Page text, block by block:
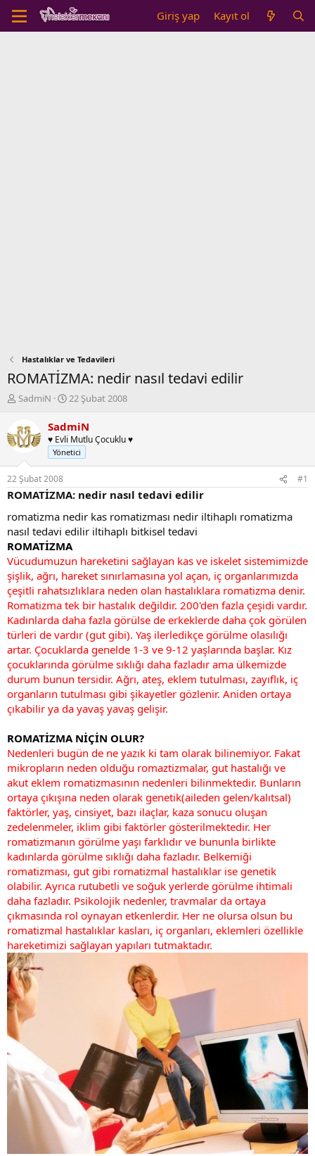
Giriş yap Kayıt ol
Hastalıklar ve Tedavileri
ROMATİZMA: nedir nasıl tedavi edilir
K
n
b
u
y
u
b
a
l
a
t
a
n
SadmiN
B
ş
a
n
ı
ç
a
r
i
h
i
22 Şubat 2008
SadmiN
♥ Evli Mutlu Çocuklu ♥
Yönetici
22 Şubat 2008 #1
ROMATİZMA: nedir nasıl tedavi edilir
romatizma nedir kas romatizması nedir iltihaplı romatizma
nasıl tedavi edilir iltihaplı bitkisel tedavi
ROMATİZMA
Vücudumuzun hareketini sağlayan kas ve iskelet sistemimizde
şişlik, ağrı, hareket sınırlamasına yol açan, iç organlarımızda
çeşitli rahatsızlıklara neden olan hastalıklara romatizma denir.
Romatizma tek bir hastalık değildir. 200'den fazla çeşidi vardır.
Kadınlarda daha fazla görülse de erkeklerde daha çok görülen
türleri de vardır (gut gibi). Yaş ilerledikçe görülme olasılığı
artar. Çocuklarda genelde 1-3 ve 9-12 yaşlarında başlar. Kız
çocuklarında görülme sıklığı daha fazladır ama ülkemizde
durum bunun tersidir. Ağrı, ateş, eklem tutulması, zayıflık, iç
organların tutulması gibi şikayetler gözlenir. Aniden ortaya
çıkabilir ya da yavaş yavaş gelişir.
ROMATİZMA NİÇİN OLUR?
Nedenleri bugün de ne yazık ki tam olarak bilinemiyor. Fakat
mikropların neden olduğu romaztizmalar, gut hastalığı ve
akut eklem romatizmasının nedenleri bilinmektedir. Bunların
ortaya çıkışına neden olarak genetik(aileden gelen/kalıtsal)
faktörler, yaş, cinsiyet, bazı ilaçlar, kaza sonucu oluşan
zedelenmeler, iklim gibi faktörler gösterilmektedir. Her
romatizmanın görülme yaşı farklıdır ve bununla birlikte
kadınlarda görülme sıklığı daha fazladır. Belkemiği
romatizması, gut gibi romatizmal hastalıklar ise genetik
olabilir. Ayrıca rutubetli ve soğuk yerlerde görülme ihtimali
daha fazladır. Psikolojik nedenler, travmalar da ortaya
çıkmasında rol oynayan etkenlerdir. Her ne olursa olsun bu
romatizmal hastalıklar kasları, iç organları, eklemleri özellikle
hareketimizi sağlayan yapıları tutmaktadır.